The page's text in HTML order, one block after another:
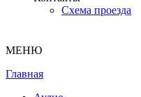
Схема проезда
МЕНЮ
Главная